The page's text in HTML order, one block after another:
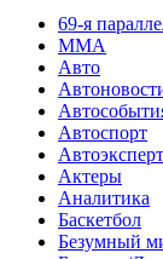
69-я
MMA
Авто
Автоспорт
Автоэксперт
Актеры
Аналитика
Баскетбол
Безумный